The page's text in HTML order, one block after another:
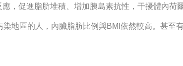
，促進脂肪堆積、增加胰島素抗性，干擾體內荷
地區的人，內臟脂肪比例與BMI依然較高。甚至